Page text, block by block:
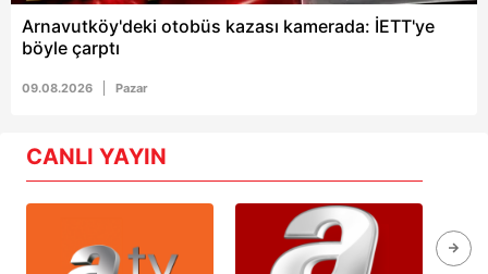
Arnavutköy'deki otobüs kazası kamerada: İETT'ye
böyle çarptı
09.08.2026 Pazar
CANLI YAYIN